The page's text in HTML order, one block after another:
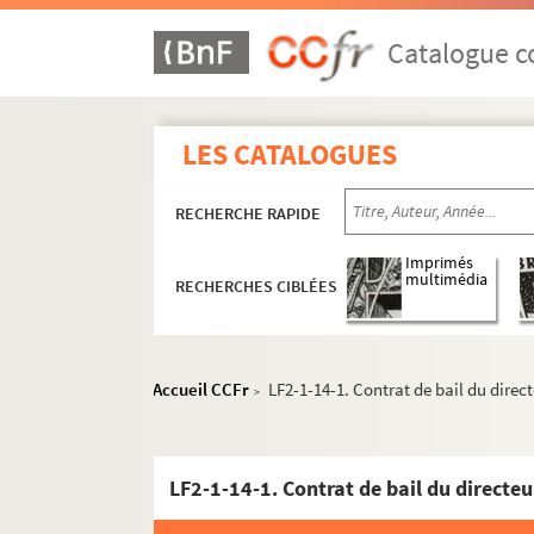
Catalogue
LES CATALOGUES
RECHERCHE RAPIDE
RECHERCHES CIBLÉES
Imprimés
multimédia
Accueil CCFr > LF2-1-14-1. Contrat de bail du
LF2-1-14-1. Contrat de bail du
LF1. Histoire du Nord de Lille
LF2. Le théâtre de Lille